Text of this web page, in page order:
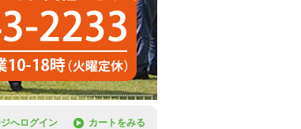
へログイン カートをみる